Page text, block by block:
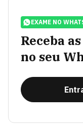
EXAME NO
Receba
no seu